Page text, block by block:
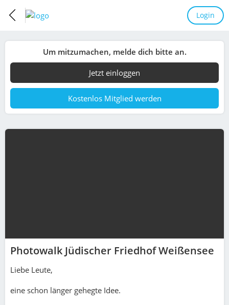
Login
Um mitzumachen, melde dich bitte an.
Jetzt einloggen
Kostenlos Mitglied werden
Photowalk Jüdischer Friedhof Weißensee
Liebe Leute,
eine schon länger gehegte Idee.